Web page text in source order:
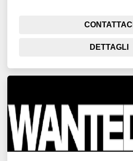
CONTATTACI
DETTAGLI